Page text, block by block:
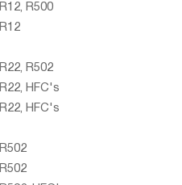
R12, R500
R12
R22, R502
R22, HFC's
R22, HFC's
R502
R502